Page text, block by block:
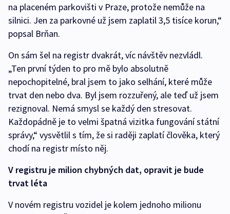
na placeném parkovišti v Praze, protože nemůže na
silnici. Jen za parkovné už jsem zaplatil 3,5 tisíce korun,“
popsal Brňan.
On sám šel na registr dvakrát, víc návštěv nezvládl.
„Ten první týden to pro mě bylo absolutně
nepochopitelné, bral jsem to jako selhání, které může
trvat den nebo dva. Byl jsem rozzuřený, ale teď už jsem
rezignoval. Nemá smysl se každý den stresovat.
Každopádně je to velmi špatná vizitka fungování státní
správy,“ vysvětlil s tím, že si raději zaplatí člověka, který
chodí na registr místo něj.
V registru je milion chybných dat, opravit je bude
trvat léta
V novém registru vozidel je kolem jednoho milionu